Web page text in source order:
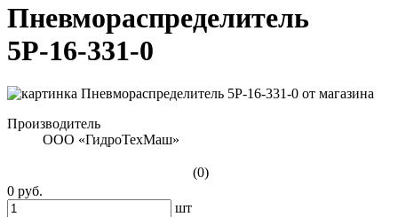
Пневмораспределитель
5Р-16-331-0
Производитель
ООО «ГидроТехМаш»
(0)
0 руб.
шт